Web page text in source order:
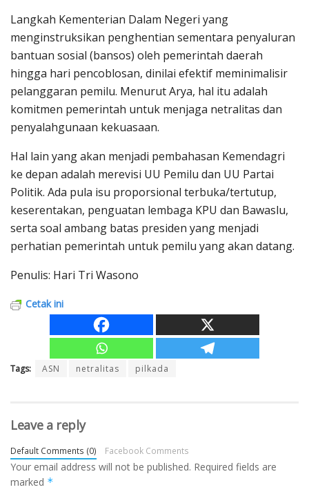
Langkah Kementerian Dalam Negeri yang
menginstruksikan penghentian sementara penyaluran
bantuan sosial (bansos) oleh pemerintah daerah
hingga hari pencoblosan, dinilai efektif meminimalisir
pelanggaran pemilu. Menurut Arya, hal itu adalah
komitmen pemerintah untuk menjaga netralitas dan
penyalahgunaan kekuasaan.
Hal lain yang akan menjadi pembahasan Kemendagri
ke depan adalah merevisi UU Pemilu dan UU Partai
Politik. Ada pula isu proporsional terbuka/tertutup,
keserentakan, penguatan lembaga KPU dan Bawaslu,
serta soal ambang batas presiden yang menjadi
perhatian pemerintah untuk pemilu yang akan datang.
Penulis: Hari Tri Wasono
Cetak ini
Tags: ASN netralitas pilkada
Leave a reply
Default Comments (0) Facebook Comments
Your email address will not be published. Required fields are
marked *